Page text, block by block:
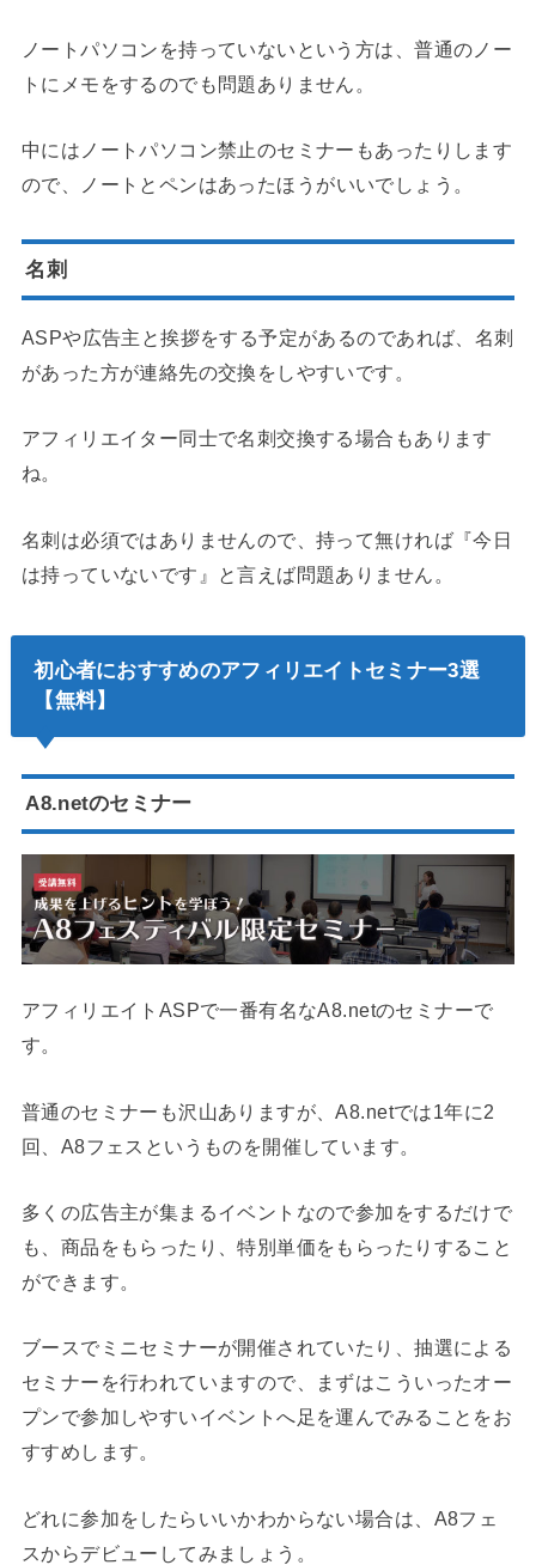
ノートパソコンを持っていないという方は、普通のノー
トにメモをするのでも問題ありません。
中にはノートパソコン禁止のセミナーもあったりします
ので、
ノートとペンはあったほうがいいでしょう。
名刺
ASPや広告主と挨拶をする予定があるのであれば、名刺
があった方が連絡先の交換をしやすいです。
アフィリエイター同士で名刺交換する場合もあります
ね。
名刺は必須ではありませんので、持って無ければ『今日
は持っていないです』と言えば問題ありません。
初心者におすすめのアフィリエイトセミナー3選
【無料】
A8.netのセミナー
アフィリエイトASPで一番有名なA8.netのセミナーで
す。
普通のセミナーも沢山ありますが、A8.netでは1年に2
回、A8フェスというものを開催しています。
多くの広告主が集まるイベントなので参加をするだけで
も、商品をもらったり、特別単価をもらったりすること
ができます。
ブースでミニセミナーが開催されていたり、抽選による
セミナーを行われていますので、まずはこういったオー
プンで参加しやすいイベントへ足を運んでみることをお
すすめします。
どれに参加をしたらいいかわからない場合は、A8フェ
スからデビューしてみましょう。